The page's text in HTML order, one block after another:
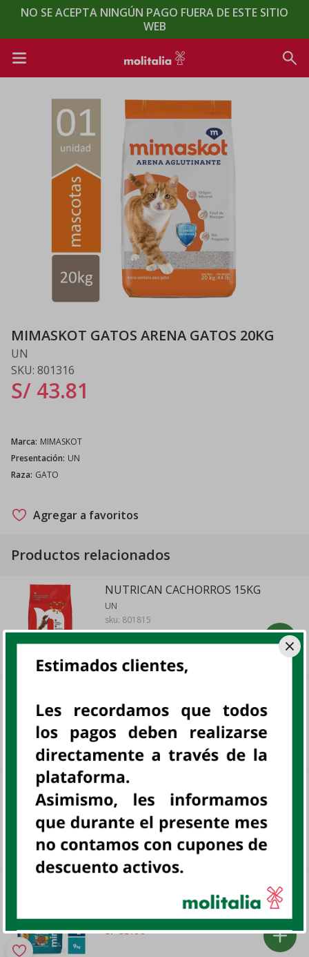
NO SE ACEPTA NINGÚN PAGO FUERA DE ESTE SITIO
WEB
MIMASKOT GATOS ARENA GATOS 20KG
UN
SKU: 801316
S/ 43.81
Marca: MIMASKOT
Presentación: UN
Raza: GATO
Agregar a favoritos
Productos relacionados
NUTRICAN CACHORROS 15KG
UN
sku: 801815
S/ 81.20
BOL
sku:801913
S/ 29.00
NVO MIMASKOT GATOS SALMON
13KG
BOL
S/ 105. 00
sku:801935
S/ 83.00